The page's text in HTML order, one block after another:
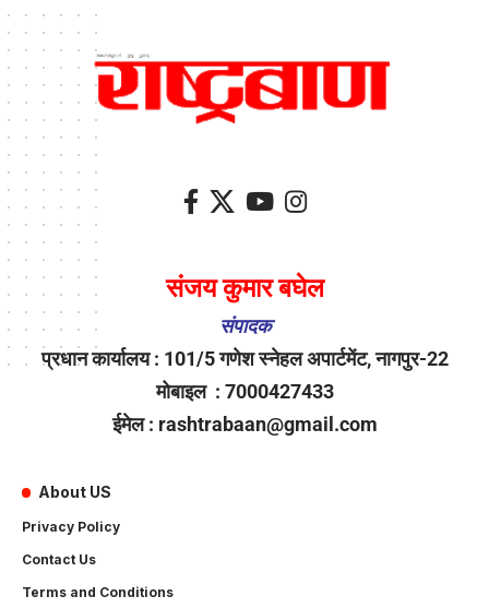
संजय कुमार बघेल
संपादक
प्रधान कार्यालय : 101/5 गणेश स्नेहल अपार्टमेंट, नागपुर-22
मोबाइल : 7000427433
ईमेल : rashtrabaan@gmail.com
About US
Privacy Policy
Contact Us
Terms and Conditions